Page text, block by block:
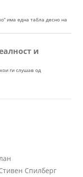
Спилберг